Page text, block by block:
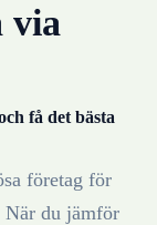
via
få det bästa
företag för
När du jämför